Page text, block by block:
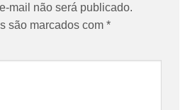
mail não será publicado.
são marcados com *